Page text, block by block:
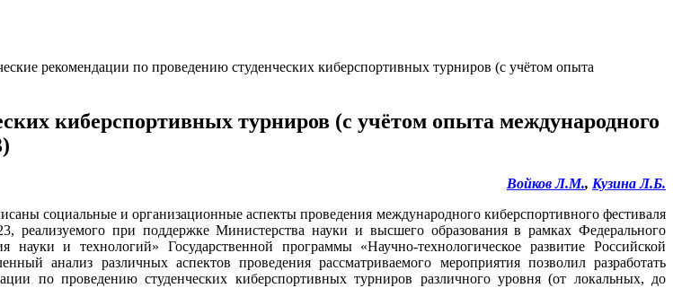
рекомендации по проведению студенческих киберспортивных турниров (с учётом опыта
киберспортивных турниров (с учётом опыта международного
ВойковЛ.М., Кузина Л.Б.
социальные и организационные аспекты проведения международного киберспортивного фестиваля
реализуемого при поддержке Министерства науки и высшего образования в рамках Федерального
науки и технологий» Государственной программы «Научно-технологическое развитие Российской
анализ различных аспектов проведения рассматриваемого мероприятия позволил разработать
по проведению студенческих киберспортивных турниров различного уровня (от локальных, до